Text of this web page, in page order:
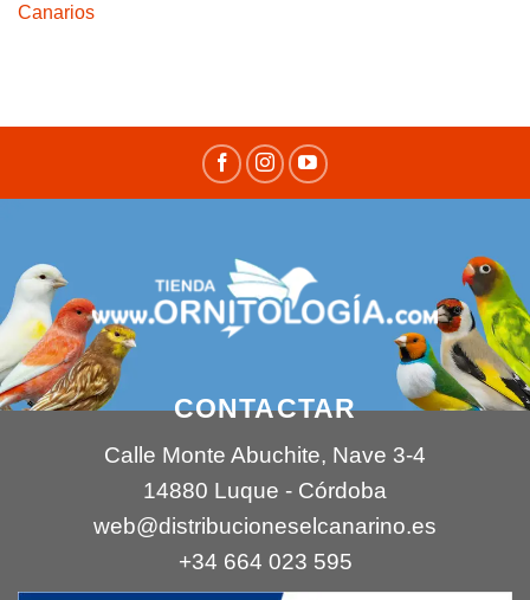
Canarios
CONTACTAR
Calle Monte Abuchite, Nave 3-4
14880 Luque - Córdoba
web@distribucioneselcanarino.es
+34 664 023 595